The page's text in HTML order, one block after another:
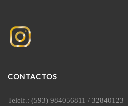
CONTACTOS
Telelf.: (593) 984056811 / 32840123